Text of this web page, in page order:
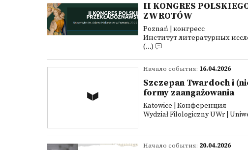
II KONGRES
ZWROTÓW
Poznań | конгресс
Институт литературных
(...)
Начало события: 16.04.2026
Szczepan Twardoch i
formy zaangażowania
Katowice | Конференция
Wydział Filologiczny UWr |
Начало события: 20.04.2026